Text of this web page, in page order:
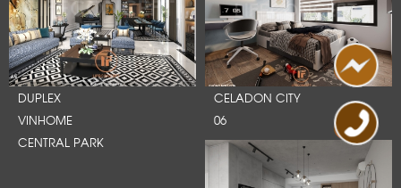
DUPLEX
VINHOME
CENTRAL PARK
CELADON CITY
06